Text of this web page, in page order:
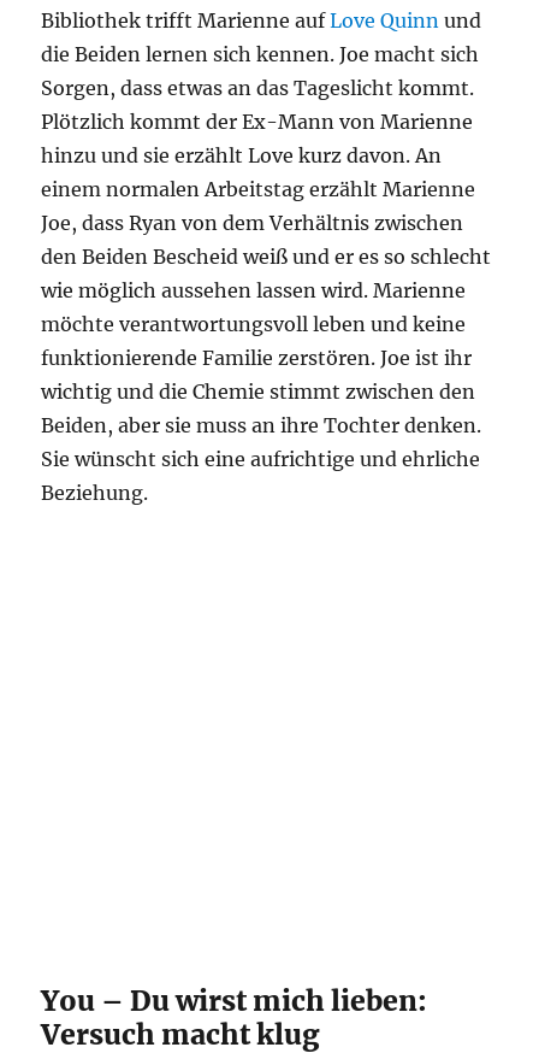
Bibliothek trifft Marienne aufLove Quinn und
die Beiden lernen sich kennen. Joe macht sich
Sorgen, dass etwas an das Tageslicht kommt.
Plötzlich kommt der Ex-Mann von Marienne
hinzu und sie erzählt Love kurz davon. An
einem normalen Arbeitstag erzählt Marienne
Joe, dass Ryan von dem Verhältnis zwischen
den Beiden Bescheid weiß und er es so schlecht
wie möglich aussehen lassen wird. Marienne
möchte verantwortungsvoll leben und keine
funktionierende Familie zerstören. Joe ist ihr
wichtig und die Chemie stimmt zwischen den
Beiden, aber sie muss an ihre Tochter denken.
Sie wünscht sich eine aufrichtige und ehrliche
Beziehung.
You – Du wirst mich lieben:
Versuch macht klug